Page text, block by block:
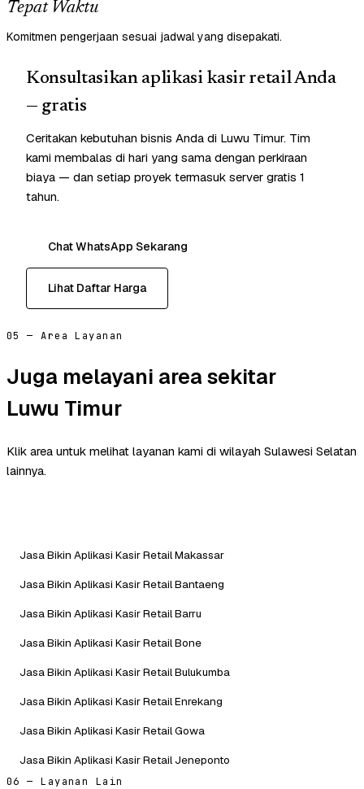
Tepat Waktu
Komitmen pengerjaan sesuai jadwal yang disepakati.
Konsultasikan aplikasi kasir retail Anda
— gratis
Ceritakan kebutuhan bisnis Anda di Luwu Timur. Tim
kami membalas di hari yang sama dengan perkiraan
biaya — dan setiap proyek termasuk server gratis 1
tahun.
Chat WhatsApp Sekarang
Lihat Daftar Harga
05 — Area Layanan
Juga melayani area sekitar
Luwu Timur
Klik area untuk melihat layanan kami di wilayah Sulawesi Selatan
lainnya.
Jasa Bikin Aplikasi Kasir Retail Makassar
Jasa Bikin Aplikasi Kasir Retail Bantaeng
Jasa Bikin Aplikasi Kasir Retail Barru
Jasa Bikin Aplikasi Kasir Retail Bone
Jasa Bikin Aplikasi Kasir Retail Bulukumba
Jasa Bikin Aplikasi Kasir Retail Enrekang
Jasa Bikin Aplikasi Kasir Retail Gowa
Jasa Bikin Aplikasi Kasir Retail Jeneponto
06 — Layanan Lain